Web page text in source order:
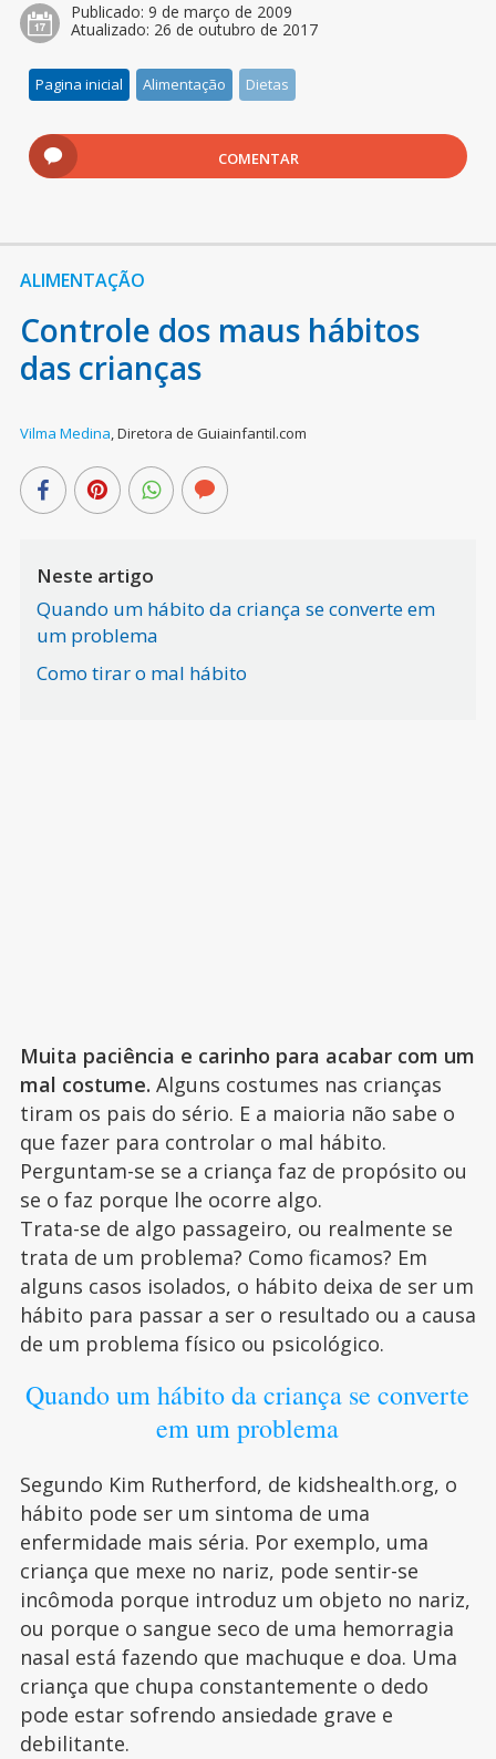
Publicado: 9 de março de 2009
Atualizado: 26 de outubro de 2017
Pagina inicial Alimentação Dietas
COMENTAR
ALIMENTAÇÃO
Controle dos maus hábitos
das crianças
Vilma Medina,Diretora de Guiainfantil.com
Neste artigo
Quando um hábito da criança se converte em
um problema
Como tirar o mal hábito
Muita paciência e carinho para acabar com um
mal costume. Alguns costumes nas crianças
tiram os pais do sério. E a maioria não sabe o
que fazer para controlar o mal hábito.
Perguntam-se se a criança faz de propósito ou
se o faz porque lhe ocorre algo.
Trata-se de algo passageiro, ou realmente se
trata de um problema? Como ficamos? Em
alguns casos isolados, o hábito deixa de ser um
hábito para passar a ser o resultado ou a causa
de um problema físico ou psicológico.
Quando um hábito da criança se converte
em um problema
Segundo Kim Rutherford, de kidshealth.org, o
hábito pode ser um sintoma de uma
enfermidade mais séria. Por exemplo, uma
criança que mexe no nariz, pode sentir-se
incômoda porque introduz um objeto no nariz,
ou porque o sangue seco de uma hemorragia
nasal está fazendo que machuque e doa. Uma
criança que chupa constantemente o dedo
pode estar sofrendo ansiedade grave e
debilitante.